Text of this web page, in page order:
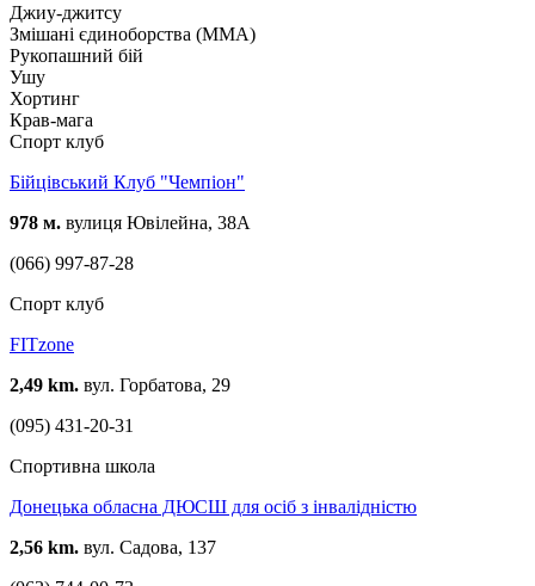
Джиу-джитсу
Змішані єдиноборства (ММА)
Рукопашний бій
Ушу
Хортинг
Крав-мага
Спорт клуб
Бійцівський Клуб "Чемпіон"
978 м. вулиця Ювілейна, 38А
(066) 997-87-28
Спорт клуб
FITzone
2,49 km. вул. Горбатова, 29
(095) 431-20-31
Спортивна школа
Донецька обласна ДЮСШ для осіб з інвалідністю
2,56 km. вул. Садова, 137